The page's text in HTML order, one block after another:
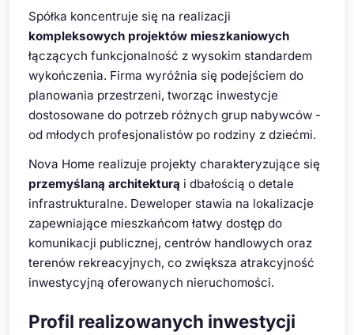
Spółka koncentruje się na realizacji
kompleksowych projektów mieszkaniowych
łączących funkcjonalność z wysokim standardem
wykończenia. Firma wyróżnia się podejściem do
planowania przestrzeni, tworząc inwestycje
dostosowane do potrzeb różnych grup nabywców -
od młodych profesjonalistów po rodziny z dziećmi.
Nova Home realizuje projekty charakteryzujące się
przemyślaną architekturą i dbałością o detale
infrastrukturalne. Deweloper stawia na lokalizacje
zapewniające mieszkańcom łatwy dostęp do
komunikacji publicznej, centrów handlowych oraz
terenów rekreacyjnych, co zwiększa atrakcyjność
inwestycyjną oferowanych nieruchomości.
Profil realizowanych inwestycji